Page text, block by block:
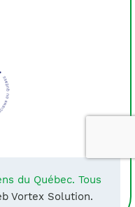
du Québec. Tous
Vortex Solution.